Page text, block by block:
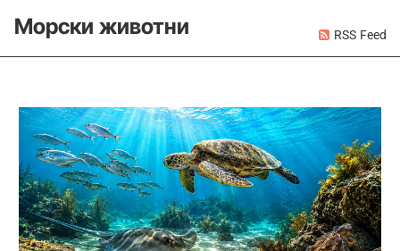
Морски животни RSS Feed